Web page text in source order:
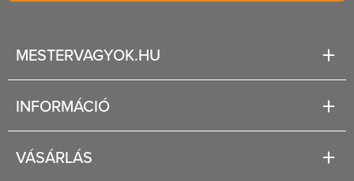
MESTERVAGYOK.HU
INFORMÁCIÓ
VÁSÁRLÁS